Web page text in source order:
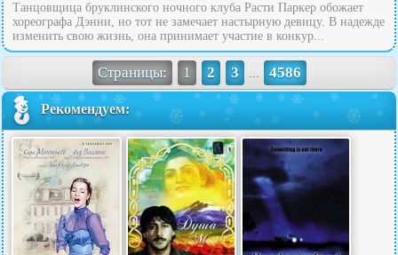
Танцовщица бруклинского ночного клуба Расти Паркер обожает
хореографа Дэнни, но тот не замечает настырную девицу. В надежде
изменить свою жизнь, она принимает участие в конкур...
Страницы: 1 2 3 ... 4586
Рекомендуем: